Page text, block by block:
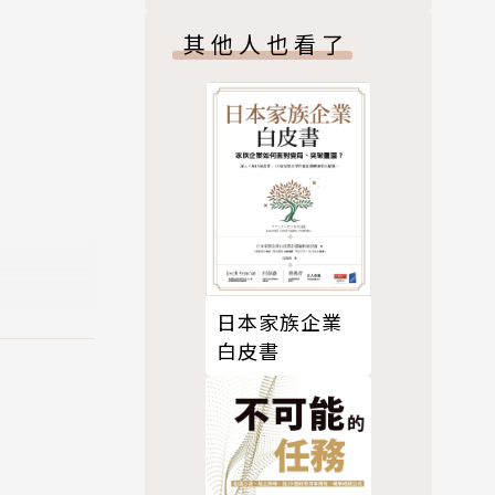
問。他
多增加
其他人也看了
日本家族企業
白皮書